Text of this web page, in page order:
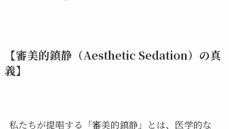
【審美的鎮静（Aesthetic Sedation）の真
義】
私たちが提唱する「審美的鎮静」とは、医学的な